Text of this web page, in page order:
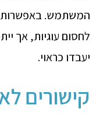
המשתמש.
לחסום עוגיות, אך
יעבדו כראוי.
קישורים